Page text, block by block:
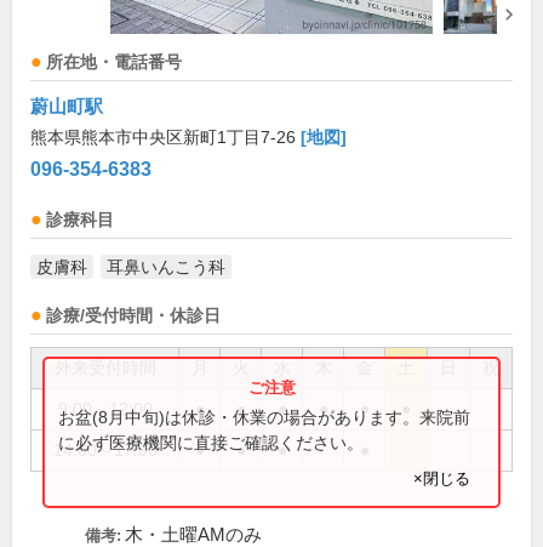
所在地・電話番号
蔚山町駅
熊本県熊本市中央区新町1丁目7-26 [地図]
096-354-6383
診療科目
皮膚科 耳鼻いんこう科
診療/受付時間・休診日
祝
9:00～12:00 ● ● ● ● ●
14:00～17:30 ● ● ●
お盆(8月中旬)は休診・休業の場合があります。来院前
に必ず医療機関に直接ご確認ください。
×閉じる
備考: 木・土曜AMのみ